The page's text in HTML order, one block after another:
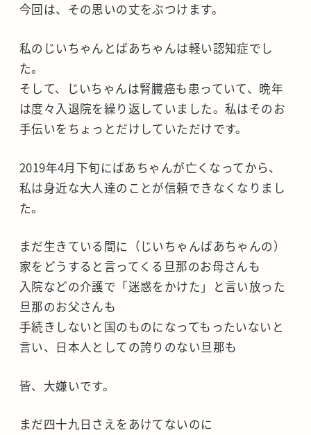
今回は、その思いの丈をぶつけます。
私のじいちゃんとばあちゃんは軽い認知症でし
た。
そして、じいちゃんは腎臓癌も患っていて、晩年
は度々入退院を繰り返していました。私はそのお
手伝いをちょっとだけしていただけです。
2019年4月下旬にばあちゃんが亡くなってから、
私は身近な大人達のことが信頼できなくなりまし
た。
まだ生きている間に（じいちゃんばあちゃんの）
家をどうすると言ってくる旦那のお母さんも
入院などの介護で「迷惑をかけた」と言い放った
旦那のお父さんも
手続きしないと国のものになってもったいないと
言い、日本人としての誇りのない旦那も
皆、大嫌いです。
まだ四十九日さえをあけてないのに